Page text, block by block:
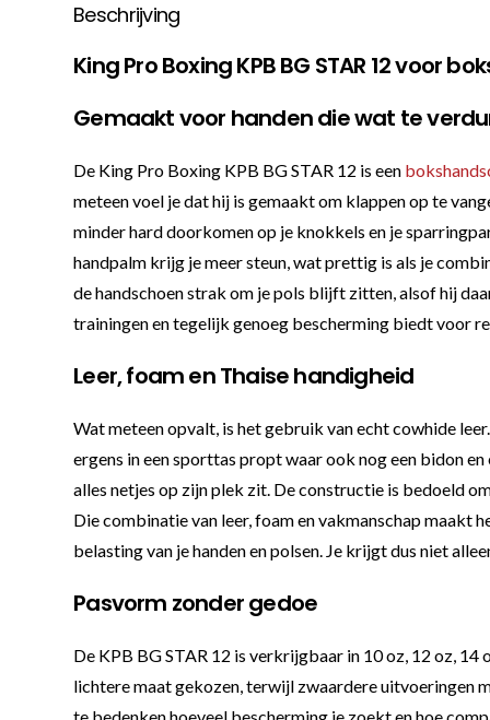
Beschrijving
King Pro Boxing KPB BG STAR 12 voor
Gemaakt voor handen die wat te
De King Pro Boxing KPB BG STAR 12 is een
meteen voel je dat hij is gemaakt om klappen op te
minder hard doorkomen op je knokkels en je
handpalm krijg je meer steun, wat prettig is als je
de handschoen strak om je pols blijft zitten, alsof hij
trainingen en tegelijk genoeg bescherming biedt voor
Leer, foam en Thaise handigheid
Wat meteen opvalt, is het gebruik van echt cowhide
ergens in een sporttas propt waar ook nog een bidon
alles netjes op zijn plek zit. De constructie is bedoeld
Die combinatie van leer, foam en vakmanschap
belasting van je handen en polsen. Je krijgt dus niet
Pasvorm zonder gedoe
De KPB BG STAR 12 is verkrijgbaar in 10 oz, 12 oz,
lichtere maat gekozen, terwijl zwaardere uitvoeringen